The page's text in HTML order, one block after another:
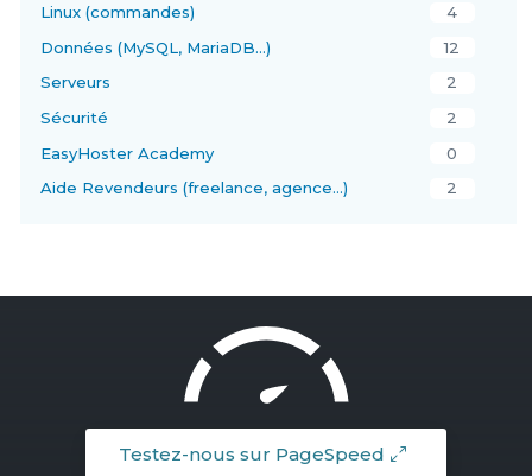
Linux (commandes)
4
Données (MySQL, MariaDB…)
12
Serveurs
2
Sécurité
2
EasyHoster Academy
0
Aide Revendeurs (freelance, agence…)
2
Testez-nous sur PageSpeed